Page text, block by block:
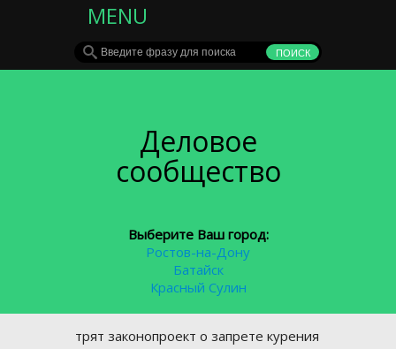
MENU
Деловое
сообщество
Выберите Ваш город:
Ростов-на-Дону
Батайск
Красный Сулин
законопроект о запрете курения у подъездов